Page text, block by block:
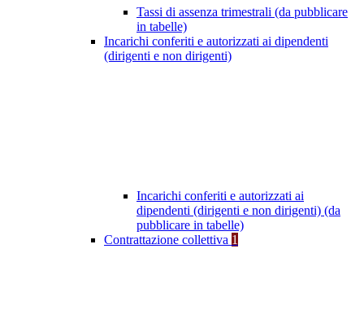
Tassi di assenza trimestrali (da pubblicare
in tabelle)
Incarichi conferiti e autorizzati ai dipendenti
(dirigenti e non dirigenti)
Incarichi conferiti e autorizzati ai
dipendenti (dirigenti e non dirigenti) (da
pubblicare in tabelle)
Contrattazione collettiva 1